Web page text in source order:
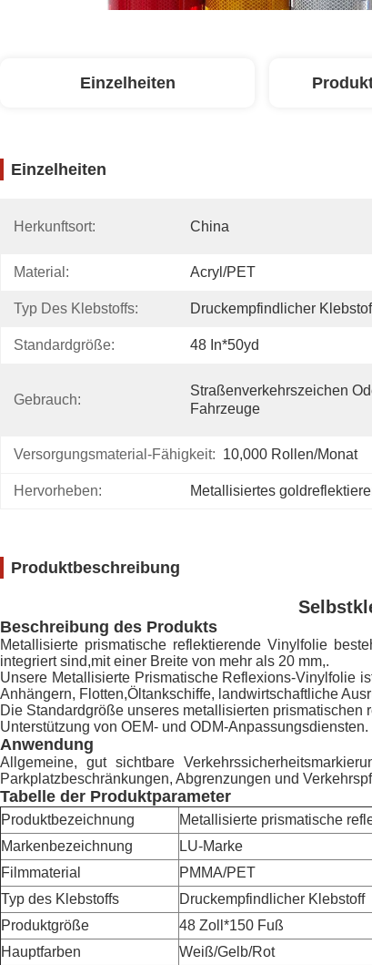
Einzelheiten
Einzelheiten
Herkunftsort: China
Material: Acryl/PET
Typ Des Klebstoffs: Druckempfindlicher
Standardgröße: 48 In*50yd
Gebrauch:
Straßenverkehrszeichen
Fahrzeuge
Versorgungsmaterial-Fähigkeit: 10,000 Rollen/Monat
Hervorheben: Metallisiertes
Produktbeschreibung
Beschreibung des Produkts
Metallisierte prismatische reflektierende Vinylfolie
integriert sind,mit einer Breite von mehr als 20 mm,.
Unsere Metallisierte Prismatische Reflexions-Vinylfolie
Anhängern, Flotten,Öltankschiffe, landwirtschaftliche
Die Standardgröße unseres metallisierten
Unterstützung von OEM- und ODM-Anpassungsdiensten.
Anwendung
Allgemeine, gut sichtbare
Parkplatzbeschränkungen, Abgrenzungen und
Tabelle der Produktparameter
Produktbezeichnung
Metallisierte prismatische
Markenbezeichnung
LU-Marke
Filmmaterial
PMMA/PET
Typ des Klebstoffs
Druckempfindlicher Klebstoff
Produktgröße
48 Zoll*150 Fuß
Hauptfarben
Weiß/Gelb/Rot